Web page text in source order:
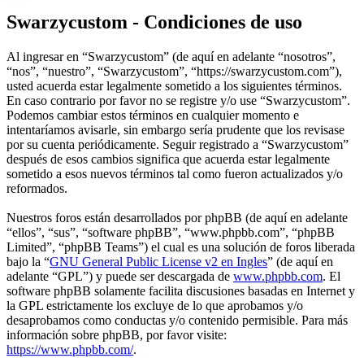
Swarzycustom - Condiciones de uso
Al ingresar en “Swarzycustom” (de aquí en adelante “nosotros”,
“nos”, “nuestro”, “Swarzycustom”, “https://swarzycustom.com”),
usted acuerda estar legalmente sometido a los siguientes términos.
En caso contrario por favor no se registre y/o use “Swarzycustom”.
Podemos cambiar estos términos en cualquier momento e
intentaríamos avisarle, sin embargo sería prudente que los revisase
por su cuenta periódicamente. Seguir registrado a “Swarzycustom”
después de esos cambios significa que acuerda estar legalmente
sometido a esos nuevos términos tal como fueron actualizados y/o
reformados.
Nuestros foros están desarrollados por phpBB (de aquí en adelante
“ellos”, “sus”, “software phpBB”, “www.phpbb.com”, “phpBB
Limited”, “phpBB Teams”) el cual es una solución de foros liberada
bajo la “GNU General Public License v2 en Ingles” (de aquí en
adelante “GPL”) y puede ser descargada de www.phpbb.com. El
software phpBB solamente facilita discusiones basadas en Internet y
la GPL estrictamente los excluye de lo que aprobamos y/o
desaprobamos como conductas y/o contenido permisible. Para más
información sobre phpBB, por favor visite:
https://www.phpbb.com/.